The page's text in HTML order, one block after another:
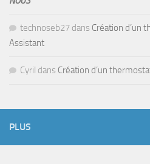
technoseb27 dans Création d’un
Assistant
Cyril dans Création d’un
PLUS